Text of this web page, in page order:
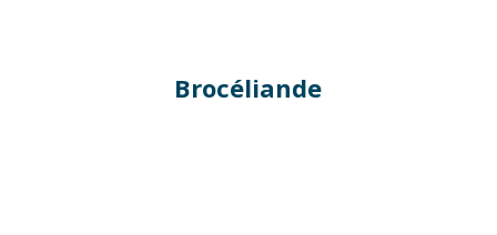
Brocéliande